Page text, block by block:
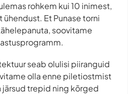
rohkem kui 10 inimest,
Et Punase torni
soovitame
seab olulisi piiranguid
olla enne piletiostmist
trepid ning kõrged